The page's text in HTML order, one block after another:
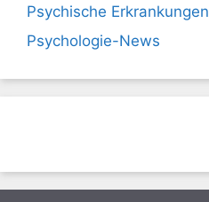
Psychische Erkrankungen
Psychologie-News